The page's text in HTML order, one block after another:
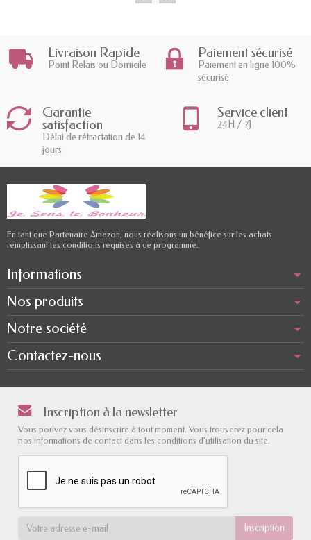
Livraison Rapide
Point Relais ou Domicile
Paiement sécurisé
Paiement en ligne 100%
sécurisé
Garantie
satisfaction
Délai de rétractation de 14
jours
Service client
24H / 7J
En tant que Partenaire Amazon, nous réalisons un bénéfice sur les achats
remplissant les conditions requises à ce programme.
Informations
Nos produits
Notre société
Contactez-nous
Inscription à la newsletter
Vous pouvez vous désinscrire à tout moment. Vous trouverez pour cela
nos informations de contact dans les conditions d'utilisation du site.